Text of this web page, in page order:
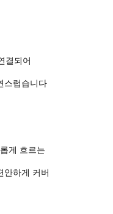
결되어
스럽습니다
게 흐르는
안하게 커버